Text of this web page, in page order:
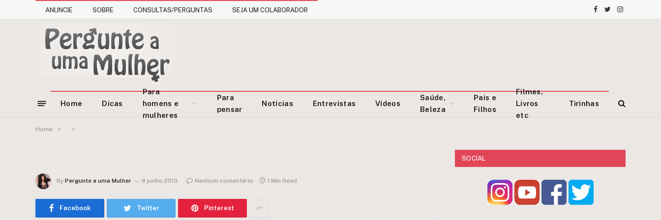
ANUNCIE SOBRE CONSULTAS/PERGUNTAS SEJA UM COLABORADOR Facebook
TwitterInstagram
Home Dicas
Para
homens e
mulheres
Para
pensar
Notícias Entrevistas Vídeos
Saúde,
Beleza
Pais e
Filhos
Filmes,
Livros
etc
Tirinhas
Home » »
By Pergunte a uma Mulher 8 junho 2013 Nenhum comentário 1 Min Read
Facebook Twitter Pinterest
SOCIAL